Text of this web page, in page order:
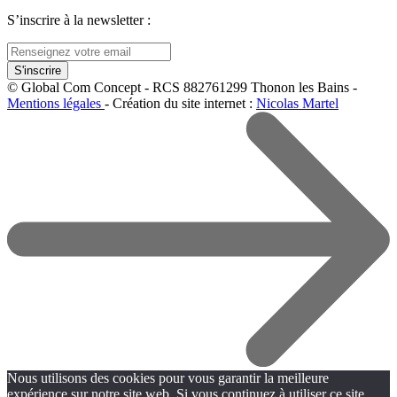
S’inscrire à la newsletter :
© Global Com Concept - RCS 882761299 Thonon les Bains -
Mentions légales - Création du site internet : Nicolas Martel
Nous utilisons des cookies pour vous garantir la meilleure